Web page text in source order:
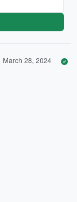
March 28, 2024